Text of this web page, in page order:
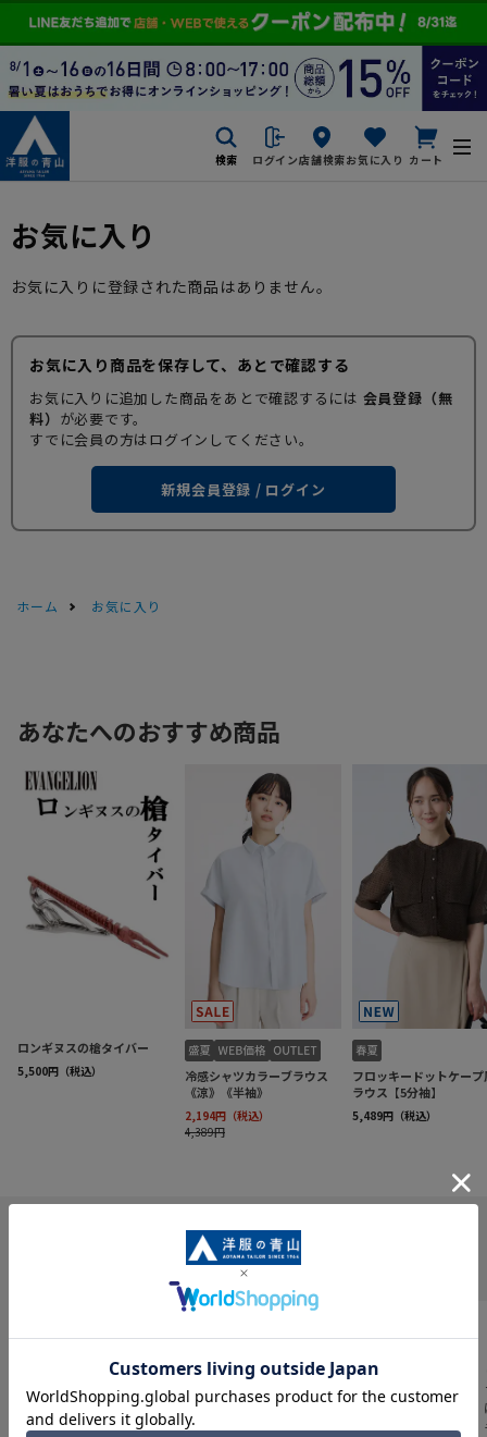
検索 ログイン店舗検索お気に入り カート
お気に入り
お気に入りに登録された商品はありません。
お気に入り商品を保存して、あとで確認する
お気に入りに追加した商品をあとで確認するには 会員登録（無
料） が必要です。
すでに会員の方はログインしてください。
新規会員登録 / ログイン
ホーム お気に入り
INFORMATION